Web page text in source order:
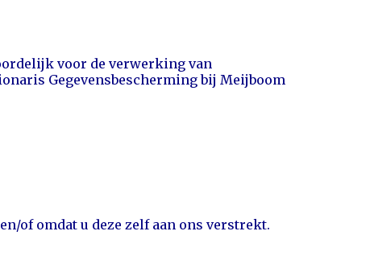
voor de verwerking van
Gegevensbescherming bij Meijboom
of omdat u deze zelf aan ons verstrekt.